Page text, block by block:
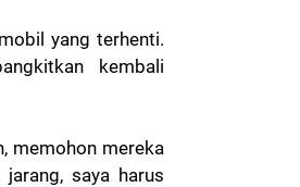
yang terhenti.
kembali
memohon mereka
saya harus